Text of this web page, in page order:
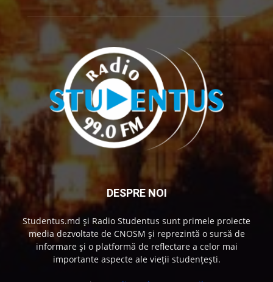
DESPRE NOI
Studentus.md și Radio Studentus sunt primele proiecte
media dezvoltate de CNOSM și reprezintă o sursă de
informare și o platformă de reflectare a celor mai
importante aspecte ale vieții studențești.